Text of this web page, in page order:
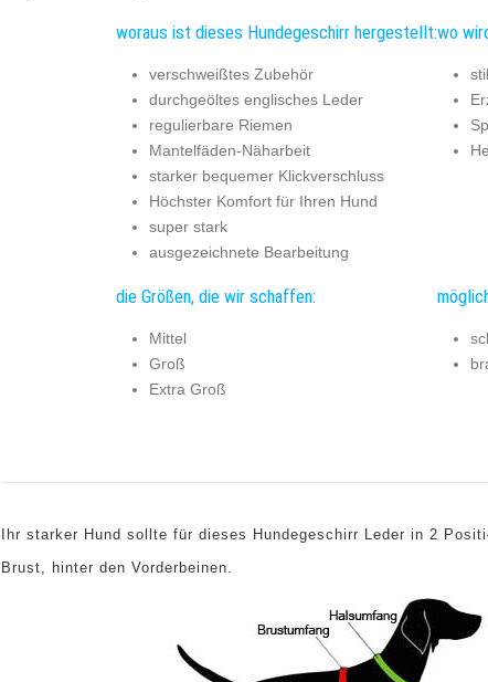
woraus ist dieses Hundegeschirr hergestellt:
verschweißtes Zubehör
durchgeöltes englisches Leder
regulierbare Riemen
Mantelfäden-Näharbeit
starker bequemer Klickverschluss
Höchster Komfort für Ihren Hund
super stark
ausgezeichnete Bearbeitung
wo
die Größen, die wir schaffen:
Mittel
Groß
Extra Groß
Ihr starker Hund sollte für dieses Hundegeschirr Leder in 2
Brust, hinter den Vorderbeinen.